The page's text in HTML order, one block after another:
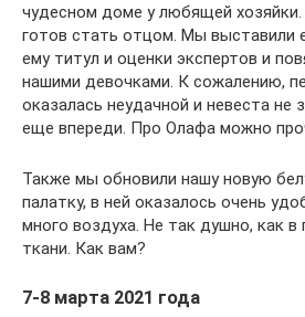
чудесном доме у любящей
готов стать отцом. Мы выставили
ему титул и оценки экспертов и
нашими девочками. К сожалению,
оказалась неудачной и невеста не
еще впереди. Про Олафа можно
Также мы обновили нашу новую
палатку, в ней оказалось очень
много воздуха. Не так душно, как в
ткани. Как вам?
7-8 марта 2021 года